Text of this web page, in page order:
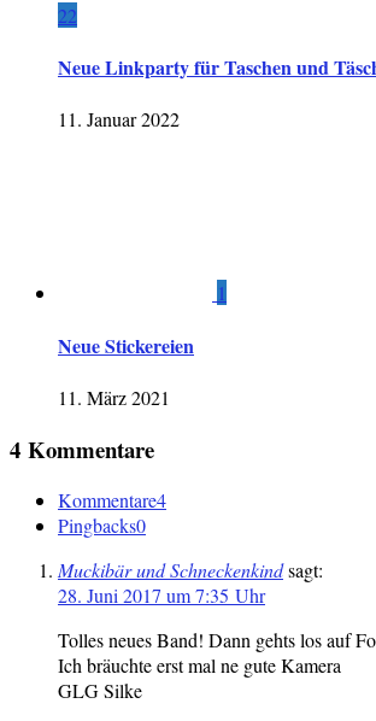
22
Neue Linkparty für Taschen und
11. Januar 2022
1
Neue Stickereien
11. März 2021
4 Kommentare
Kommentare4
Pingbacks0
Muckibär und Schneckenkindsagt:
28. Juni 2017 um 7:35 Uhr
Tolles neues Band! Dann gehts los auf
Ich bräuchte erst mal ne gute Kamera
GLG Silke